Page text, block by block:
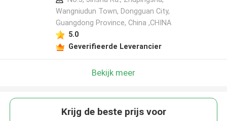
Wangniudun Town, Dongguan City,
Guangdong Province, China ,CHINA
5.0
Geverifieerde Leverancier
Bekijk meer
Krijg de beste prijs voor